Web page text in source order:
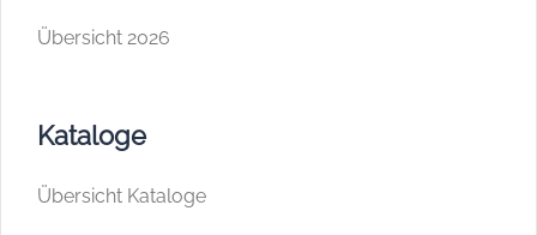
Übersicht 2026
Kataloge
Übersicht Kataloge